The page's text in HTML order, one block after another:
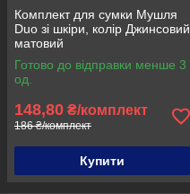
Комплект для сумки Мушля
Duo зі шкіри, колір Джинсовий
матовий
Готово до відправки менше 3
од.
148,80 ₴/комплект
186 ₴/комплект
Купити